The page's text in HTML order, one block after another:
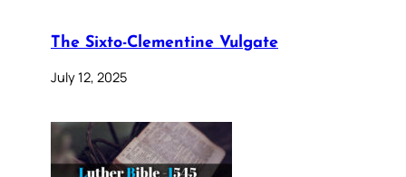
The Sixto-Clementine Vulgate
July 12, 2025